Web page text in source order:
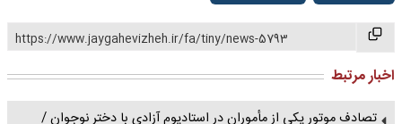
https://www.jaygahevizheh.ir/fa/tiny/news-5793
اخبار مرتبط
تصادف موتور یکی از مأموران در استادیوم آزادی با دختر نوجوان /